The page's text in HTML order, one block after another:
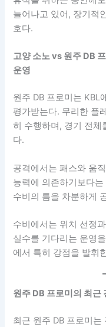
늘어나고 있어, 장기적
호다.
고양 소노 vs 원주 DB
운영
원주 DB 프로미는 KBL
평가받는다. 무리한 플
히 수행하며, 경기 전체
다.
공격에서는 패스와 움
능력에 의존하기보다
수비의 틈을 차분하게
수비에서는 위치 선정
실수를 기다리는 운영
에서 특히 강점을 발휘
원주 DB 프로미의 최근
최근 원주 DB 프로미